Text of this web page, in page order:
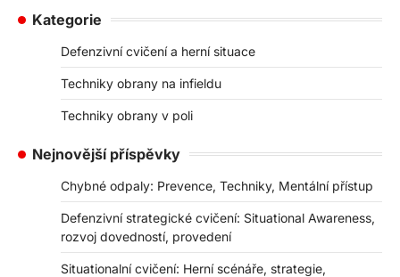
Kategorie
Defenzivní cvičení a herní situace
Techniky obrany na infieldu
Techniky obrany v poli
Nejnovější příspěvky
Chybné odpaly: Prevence, Techniky, Mentální přístup
Defenzivní strategické cvičení: Situational Awareness,
rozvoj dovedností, provedení
Situationalní cvičení: Herní scénáře, strategie,